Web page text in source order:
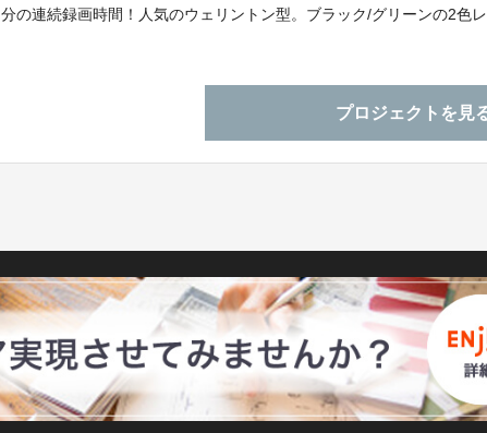
分の連続録画時間！人気のウェリントン型。ブラック/グリーンの2色レ
プロジェクトを見